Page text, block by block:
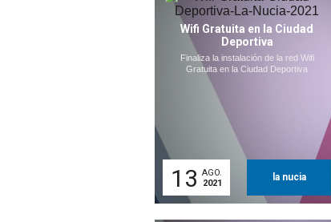
Wifi Gratuita en la Ciudad
Deportiva
Finaliza la instalación de la red Wifi
Gratuita en la Ciudad Deportiva
13 AGO.
2021
la nucia